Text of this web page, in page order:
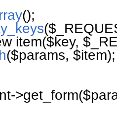
();
(
item($key,
($params, $item);
->get_form(